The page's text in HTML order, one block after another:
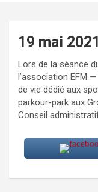
19 mai 2021
Lors de la séance
l’association EFM
de vie dédié aux
parkour-park aux
Conseil